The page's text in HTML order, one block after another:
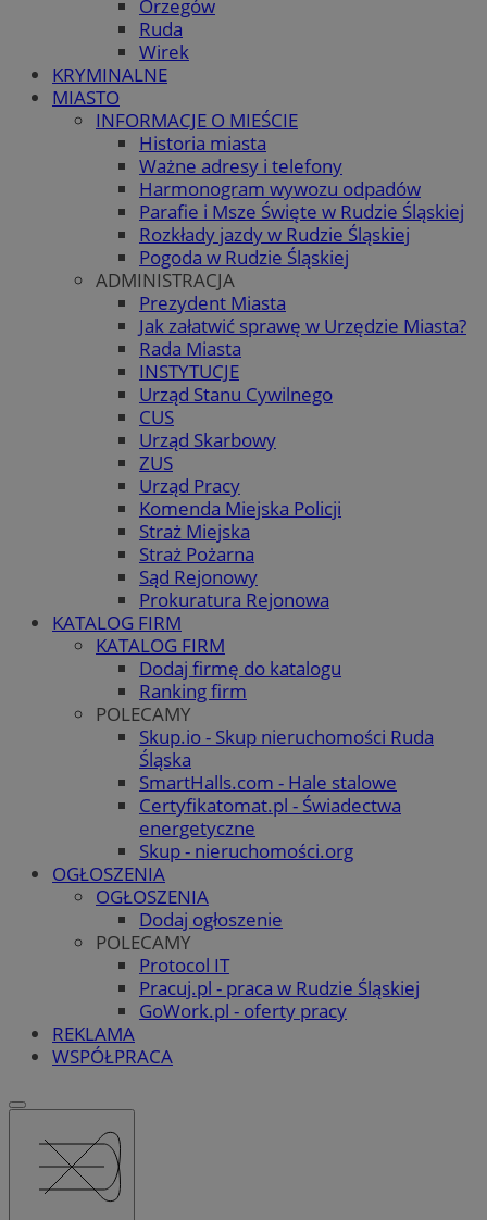
Orzegów
Ruda
Wirek
KRYMINALNE
MIASTO
INFORMACJE O MIEŚCIE
Historia miasta
Ważne adresy i telefony
Harmonogram wywozu odpadów
Parafie i Msze Święte w Rudzie Śląskiej
Rozkłady jazdy w Rudzie Śląskiej
Pogoda w Rudzie Śląskiej
ADMINISTRACJA
Prezydent Miasta
Jak załatwić sprawę w Urzędzie Miasta?
Rada Miasta
INSTYTUCJE
Urząd Stanu Cywilnego
CUS
Urząd Skarbowy
ZUS
Urząd Pracy
Komenda Miejska Policji
Straż Miejska
Straż Pożarna
Sąd Rejonowy
Prokuratura Rejonowa
KATALOG FIRM
KATALOG FIRM
Dodaj firmę do katalogu
Ranking firm
POLECAMY
Skup.io - Skup nieruchomości Ruda
Śląska
SmartHalls.com - Hale stalowe
Certyfikatomat.pl - Świadectwa
energetyczne
Skup - nieruchomości.org
OGŁOSZENIA
OGŁOSZENIA
Dodaj ogłoszenie
POLECAMY
Protocol IT
Pracuj.pl - praca w Rudzie Śląskiej
GoWork.pl - oferty pracy
REKLAMA
WSPÓŁPRACA